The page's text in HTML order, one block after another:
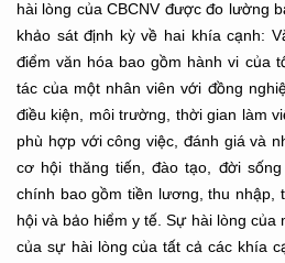
hài lòng của CBCNV được đo lường
khảo sát định kỳ về hai khía cạnh:
điểm văn hóa bao gồm hành vi của
tác của một nhân viên với đồng
điều kiện, môi trường, thời gian làm
phù hợp với công việc, đánh giá và
cơ hội thăng tiến, đào tạo, đời
chính bao gồm tiền lương, thu nhập,
hội và bảo hiểm y tế. Sự hài lòng
của sự hài lòng của tất cả các khía